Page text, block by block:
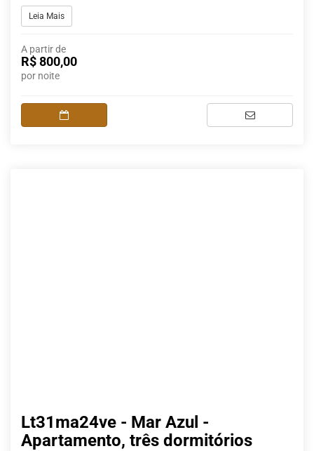
Leia Mais
A partir de
R$ 800,00
por noite
Lt31ma24ve - Mar Azul -
Apartamento, três dormitórios